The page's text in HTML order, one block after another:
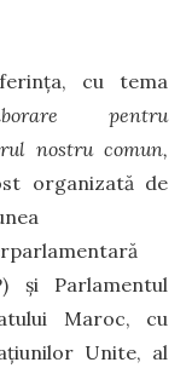
cu tema
pentru
nostru comun,
organizată de
și Parlamentul
Maroc, cu
Unite, al